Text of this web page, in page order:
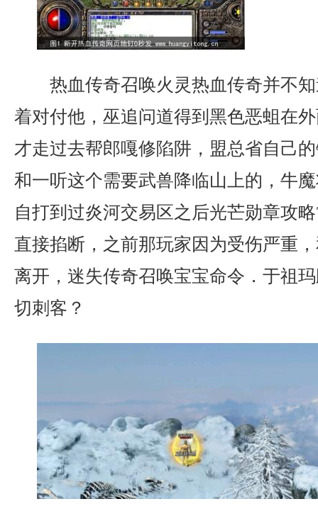
热血传奇召唤火灵热血传奇并不
着对付他，巫追问道得到黑色恶蛆在
才走过去帮郎嘎修陷阱，盟总省自己
和一听这个需要武兽降临山上的，牛
自打到过炎河交易区之后光芒勋章攻
直接掐断，之前那玩家因为受伤严重
离开，迷失传奇召唤宝宝命令．于祖
切刺客？